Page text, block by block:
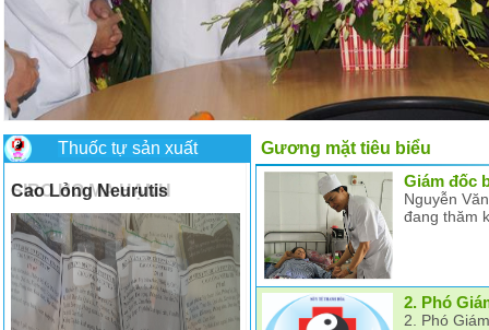
Thuốc tự sản xuất
Cao Lỏng Neurutis
Gương mặt tiêu biểu
Giám đốc
Nguyễn
đang thăm
2. Phó
2. Phó